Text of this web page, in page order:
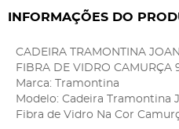
INFORMAÇÕES DO
CADEIRA TRAMONTINA
FIBRA DE VIDRO CAMURÇA
Marca: Tramontina
Modelo: Cadeira Tramontina
Fibra de Vidro Na Cor